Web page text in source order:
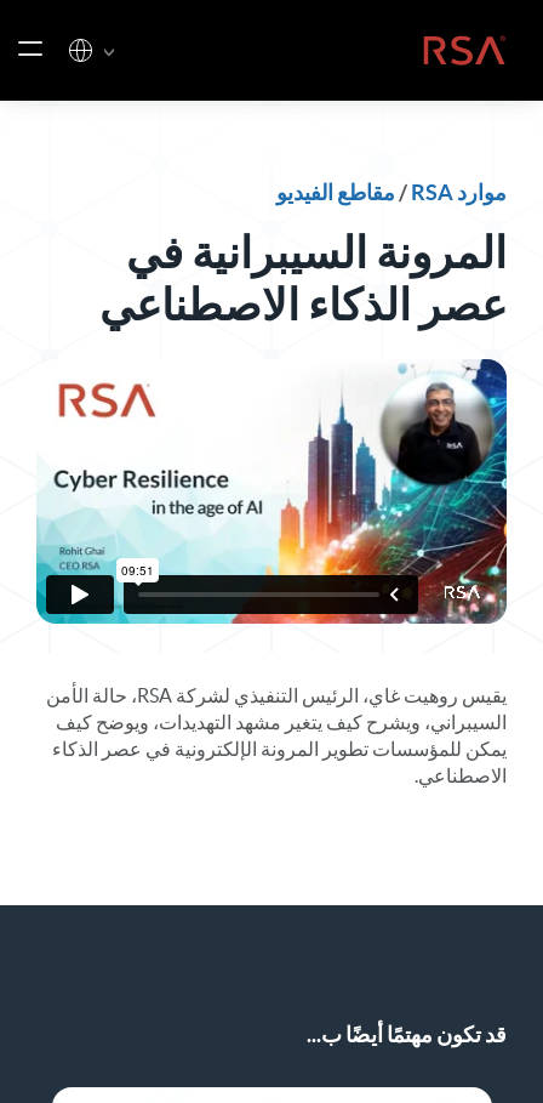
الصفحة الرئيسية
موارد RSA / مقاطع الفيديو
المرونة السيبرانية في
عصر الذكاء الاصطناعي
يقيس روهيت غاي، الرئيس التنفيذي لشركة RSA، حالة الأمن
السيبراني، ويشرح كيف يتغير مشهد التهديدات، ويوضح كيف
يمكن للمؤسسات تطوير المرونة الإلكترونية في عصر الذكاء
الاصطناعي.
قد تكون مهتمًا أيضًا ب...